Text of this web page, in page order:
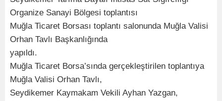
Organize Sanayi Bölgesi toplantısı
Muğla Ticaret Borsası toplantı salonunda Muğla Valisi
Orhan Tavlı Başkanlığında
yapıldı.
Muğla Ticaret Borsa’sında gerçekleştirilen toplantıya
Muğla Valisi Orhan Tavlı,
Seydikemer Kaymakam Vekili Ayhan Yazgan,